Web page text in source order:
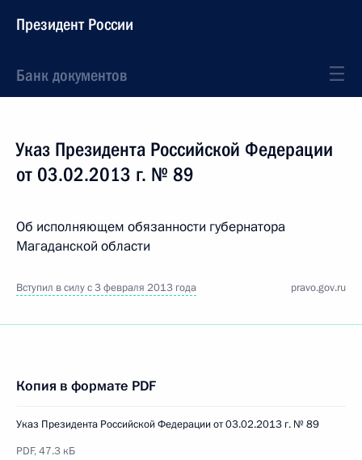
Президент России
Банк документов
Указ Президента Российской Федерации
от 03.02.2013 г. № 89
Об исполняющем обязанности губернатора
Магаданской области
Вступил в силу с 3 февраля 2013 года pravo.gov.ru
Копия в формате PDF
Указ Президента Российской Федерации от 03.02.2013 г. № 89
PDF, 47.3 кБ